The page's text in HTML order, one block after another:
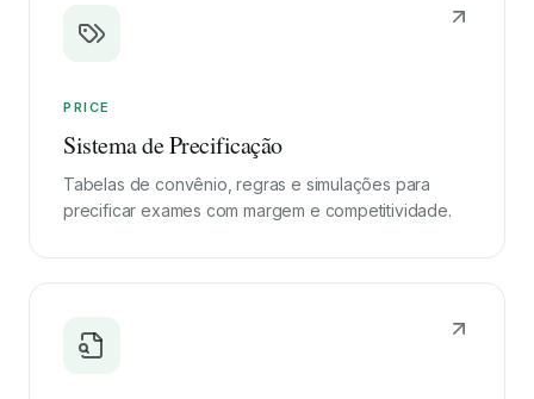
PRICE
Sistema de Precificação
Tabelas de convênio, regras e simulações para
precificar exames com margem e competitividade.